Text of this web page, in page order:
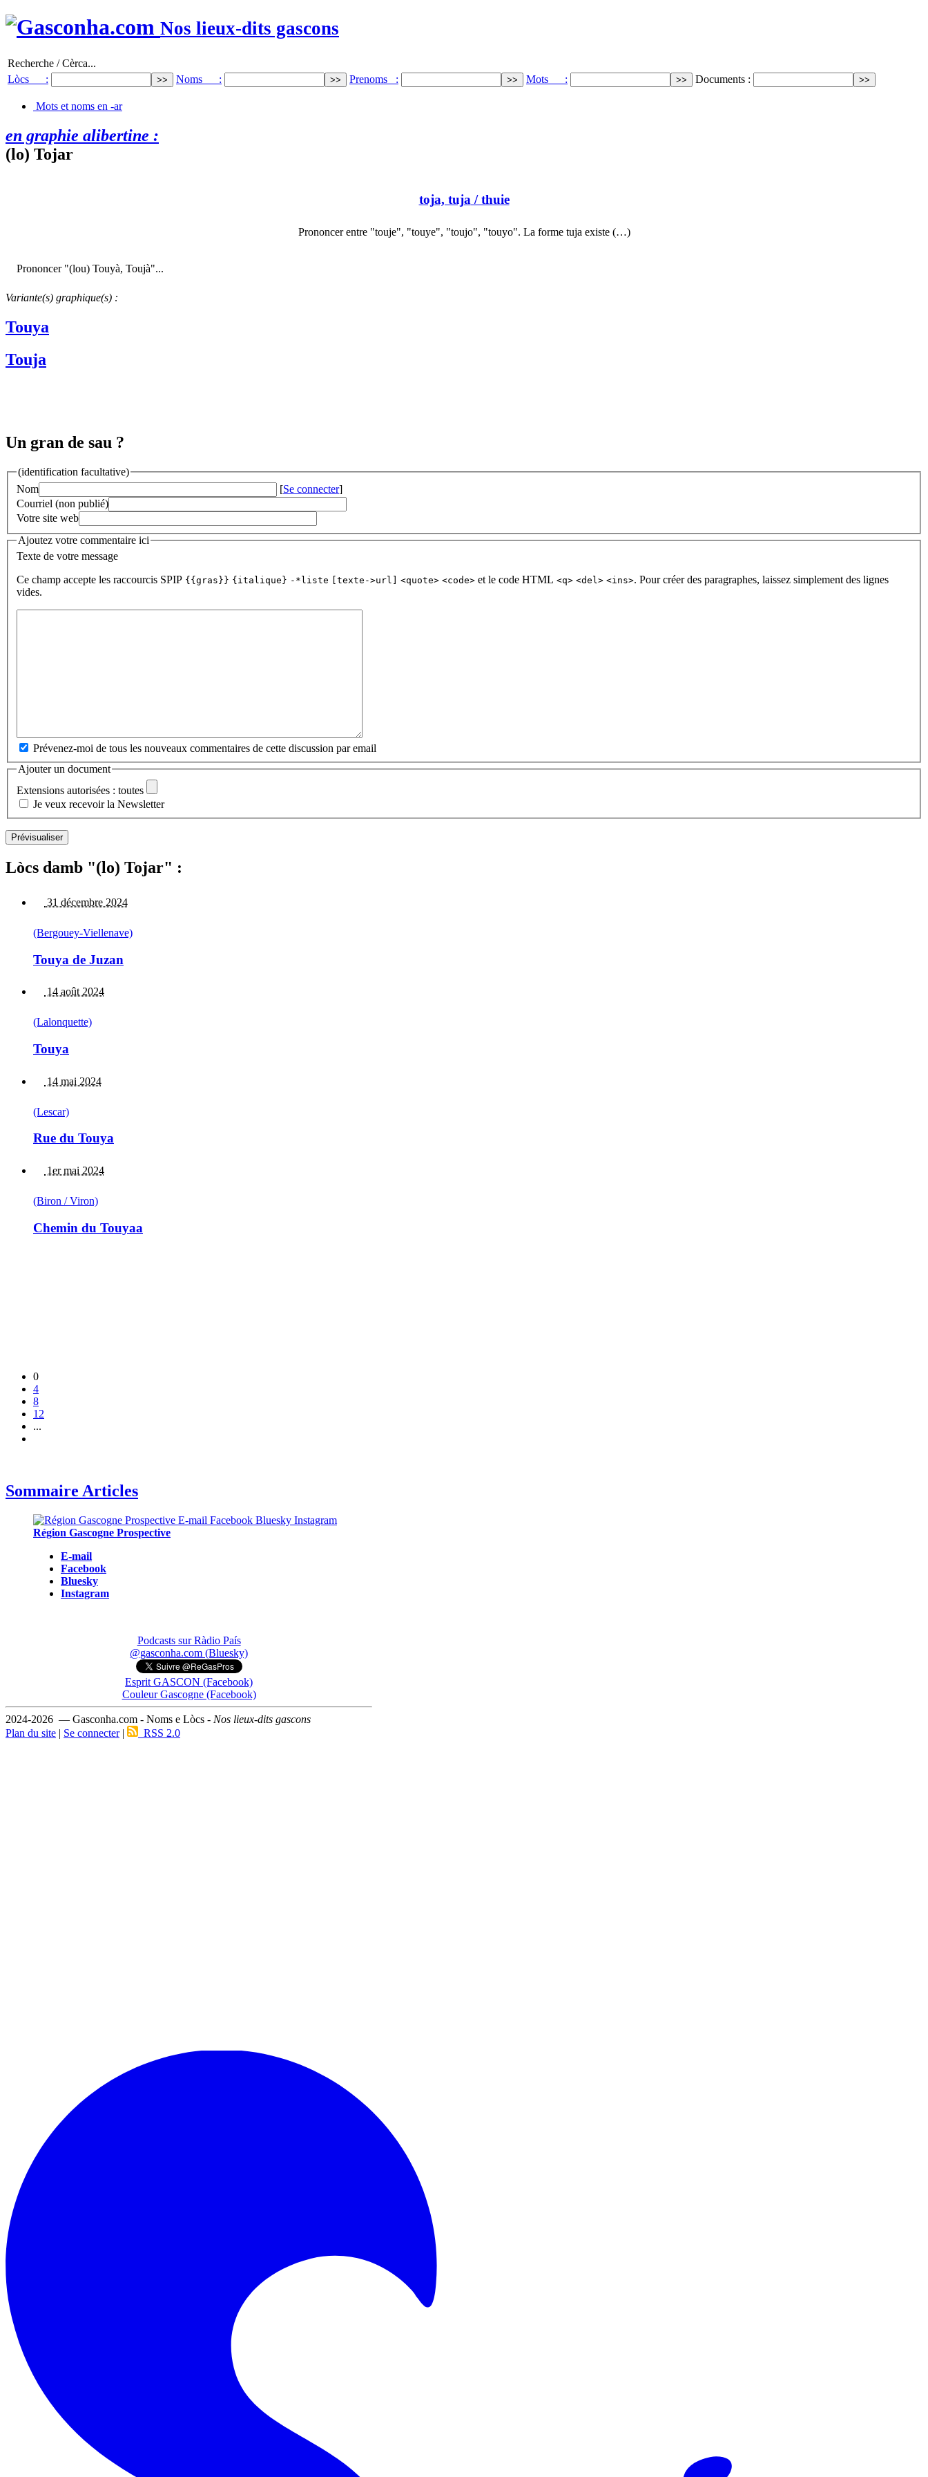
Nos lieux-dits gascons
Recherche / Cèrca...
Lòcs :
Noms : Prenoms : Mots : Documents :
Mots et noms en -ar
en graphie alibertine :
(lo) Tojar
toja, tuja/ thuie
Prononcer entre "touje", "touye", "toujo", "touyo". La forme tuja existe (…)
Prononcer "(lou) Touyà, Toujà"...
Variante(s) graphique(s) :
Touya
Touja
Un gran de sau ?
(identification facultative)
Nom
[Se connecter]
Courriel (non publié)
Votre site web
Ajoutez votre commentaire ici
Texte de votre message
Ce champ accepte les raccourcis SPIP {{gras}} {italique} -*liste [texte->url] <quote> <code> et le code HTML <q> <del> <ins>. Pour créer des paragraphes, laissez simplement des lignes
vides.
Prévenez-moi de tous les nouveaux commentaires de cette discussion par email
Ajouter un document
Extensions autorisées : toutes
Je veux recevoir la Newsletter
Lòcs damb "(lo) Tojar" :
31 décembre 2024
(Bergouey-Viellenave)
Touya de Juzan
14 août 2024
(Lalonquette)
Touya
14 mai 2024
(Lescar)
Rue du Touya
1er mai 2024
(Biron / Viron)
Chemin du Touyaa
0
4
8
12
...
Sommaire Articles
Région Gascogne Prospective
E-mail
Facebook
Bluesky
Instagram
Podcasts sur Ràdio País
@gasconha.com (Bluesky)
Esprit GASCON (Facebook)
Couleur Gascogne (Facebook)
2024-2026 — Gasconha.com - Noms e Lòcs - Nos lieux-dits gascons
Plan du site | Se connecter| RSS 2.0